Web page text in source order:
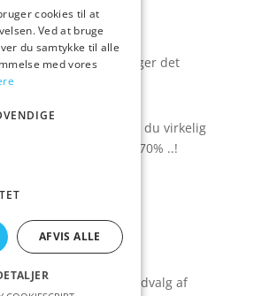
– hvordan hænger det
i rodekassen - her kan du virkelig
besparelser på op til 70% ..!
7876 8672
der samler et bredt udvalg af
cookies til at
Ved at bruge
du samtykke til alle
med vores
AFVIS ALLE